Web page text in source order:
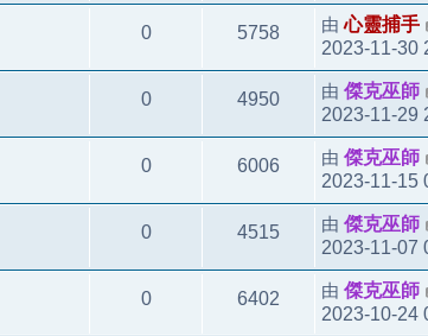
0 5758 由心靈捕手
2023-11-30
0 4950 由 傑克巫師
2023-11-29
0 6006 由 傑克巫師
2023-11-15
0 4515 由 傑克巫師
2023-11-07
0 6402 由 傑克巫師
2023-10-24